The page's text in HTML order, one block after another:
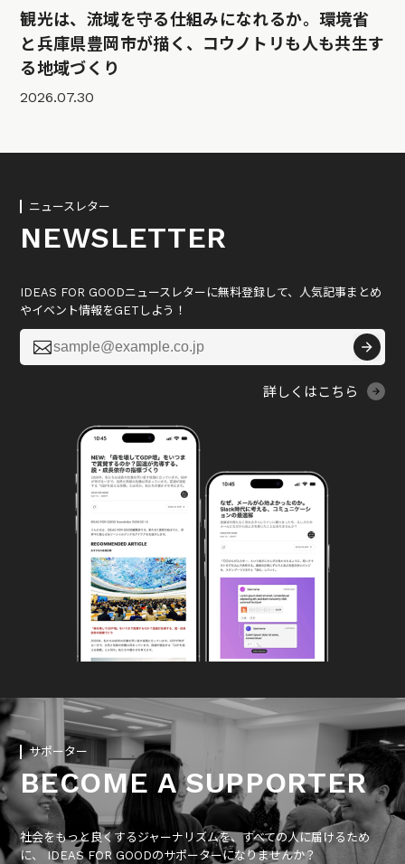
観光は、流域を守る仕組みになれるか。環境省
と兵庫県豊岡市が描く、コウノトリも人も共生す
る地域づくり
2026.07.30
ニュースレター
NEWSLETTER
IDEAS FOR GOODニュースレターに無料登録して、人気記事まとめ
やイベント情報をGETしよう！

詳しくはこちら
サポーター
BECOME A SUPPORTER
社会をもっと良くするジャーナリズムを、すべての人に届けるため
に、 IDEAS FOR GOODのサポーターになりませんか？